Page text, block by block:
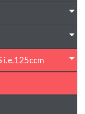
i.e.125ccm